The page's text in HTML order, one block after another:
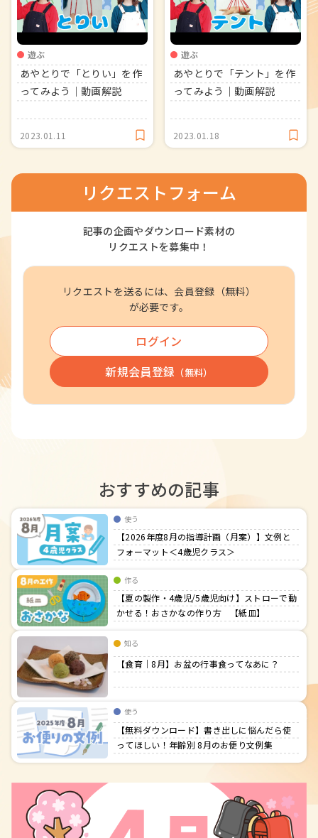
遊ぶ
あやとりで「とりい」を作
ってみよう｜動画解説
2023.01.11
遊ぶ
あやとりで「テント」を作
ってみよう｜動画解説
2023.01.18
リクエストフォーム
記事の企画やダウンロード素材の
リクエストを募集中！
リクエストを送るには、会員登録（無料）
が必要です。
ログイン
新規会員登録 （無料）
おすすめの記事
使う
【2026年度8月の指導計画（月案）】文例と
フォーマット＜4歳児クラス＞
作る
【夏の製作・4歳児/5歳児向け】ストローで動
かせる！おさかなの作り方 【紙皿】
知る
【食育｜8月】お盆の行事食ってなあに？
使う
【無料ダウンロード】書き出しに悩んだら使
ってほしい！年齢別 8月のお便り文例集